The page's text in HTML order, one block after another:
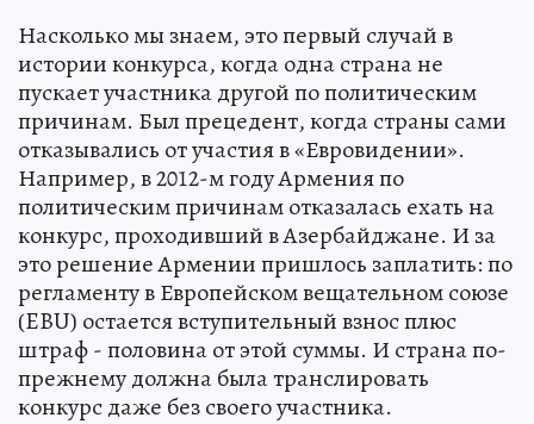
Насколько мы знаем, это первый случай в
истории конкурса, когда одна страна не
пускает участника другой по политическим
причинам. Был прецедент, когда страны сами
отказывались от участия в «Евровидении».
Например, в 2012-м году Армения по
политическим причинам отказалась ехать на
конкурс, проходивший в Азербайджане. И за
это решение Армении пришлось заплатить: по
регламенту в Европейском вещательном союзе
(EBU) остается вступительный взнос плюс
штраф - половина от этой суммы. И страна по-
прежнему должна была транслировать
конкурс даже без своего участника.